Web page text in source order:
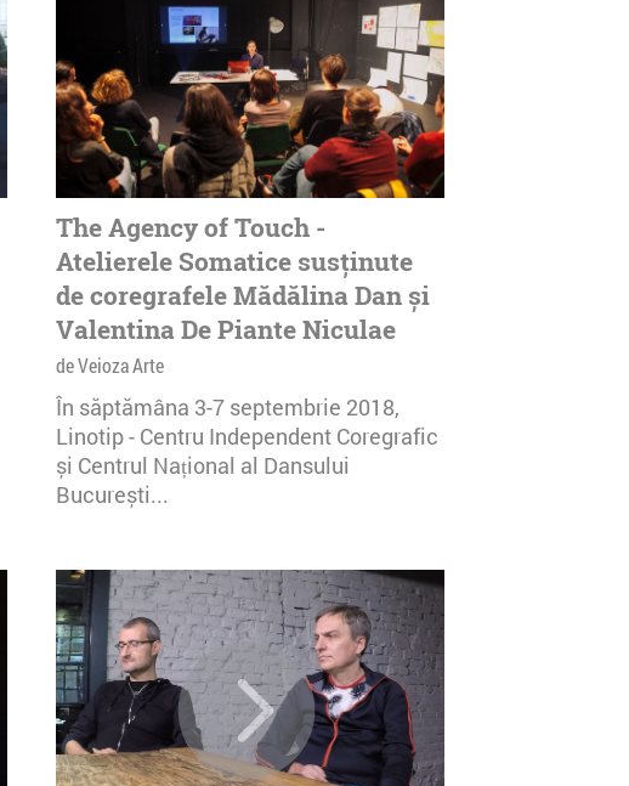
The Agency of Touch -
Atelierele Somatice susținute
de coregrafele Mădălina Dan și
Valentina De Piante Niculae
de Veioza Arte
În săptămâna 3-7 septembrie 2018,
Linotip - Centru Independent Coregrafic
și Centrul Național al Dansului
București...